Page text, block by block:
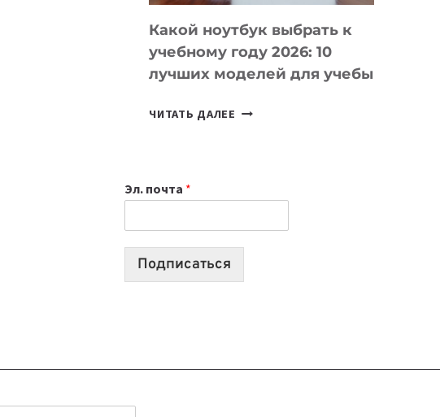
КОДА
Какой ноутбук выбрать к
учебному году 2026: 10
лучших моделей для учебы
ЧИТАТЬ ДАЛЕЕ КАКОЙ
2026:
10
Эл. почта *
Подписаться